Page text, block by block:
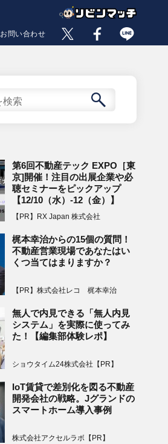
お問い合わせ
第6回不動産テック EXPO［東
京]開催！注目の出展企業や必
聴セミナーをピックアップ
【12/10（水）-12（金）】
【PR】RX Japan 株式会社
梶本幸治からの15個の質問！
不動産営業現場であなたはい
くつ当てはまりますか？
【PR】株式会社レコ 梶本幸治
無人で内見できる「無人内見
システム」を実際に使ってみ
た！【編集部体験レポ】
ショウタイム24株式会社【PR】
IoT賃貸で差別化を図る不動産
開発会社の戦略。Jグランドの
スマートホーム導入事例
株式会社アクセルラボ【PR】